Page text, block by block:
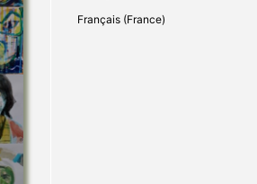
Français (France)